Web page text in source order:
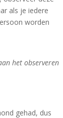
als je iedere
worden
het observeren
gehad, dus